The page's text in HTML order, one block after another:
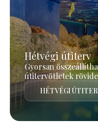
Hétvégi útiterv
Gyorsan
útitervötletek
HÉTVÉGI